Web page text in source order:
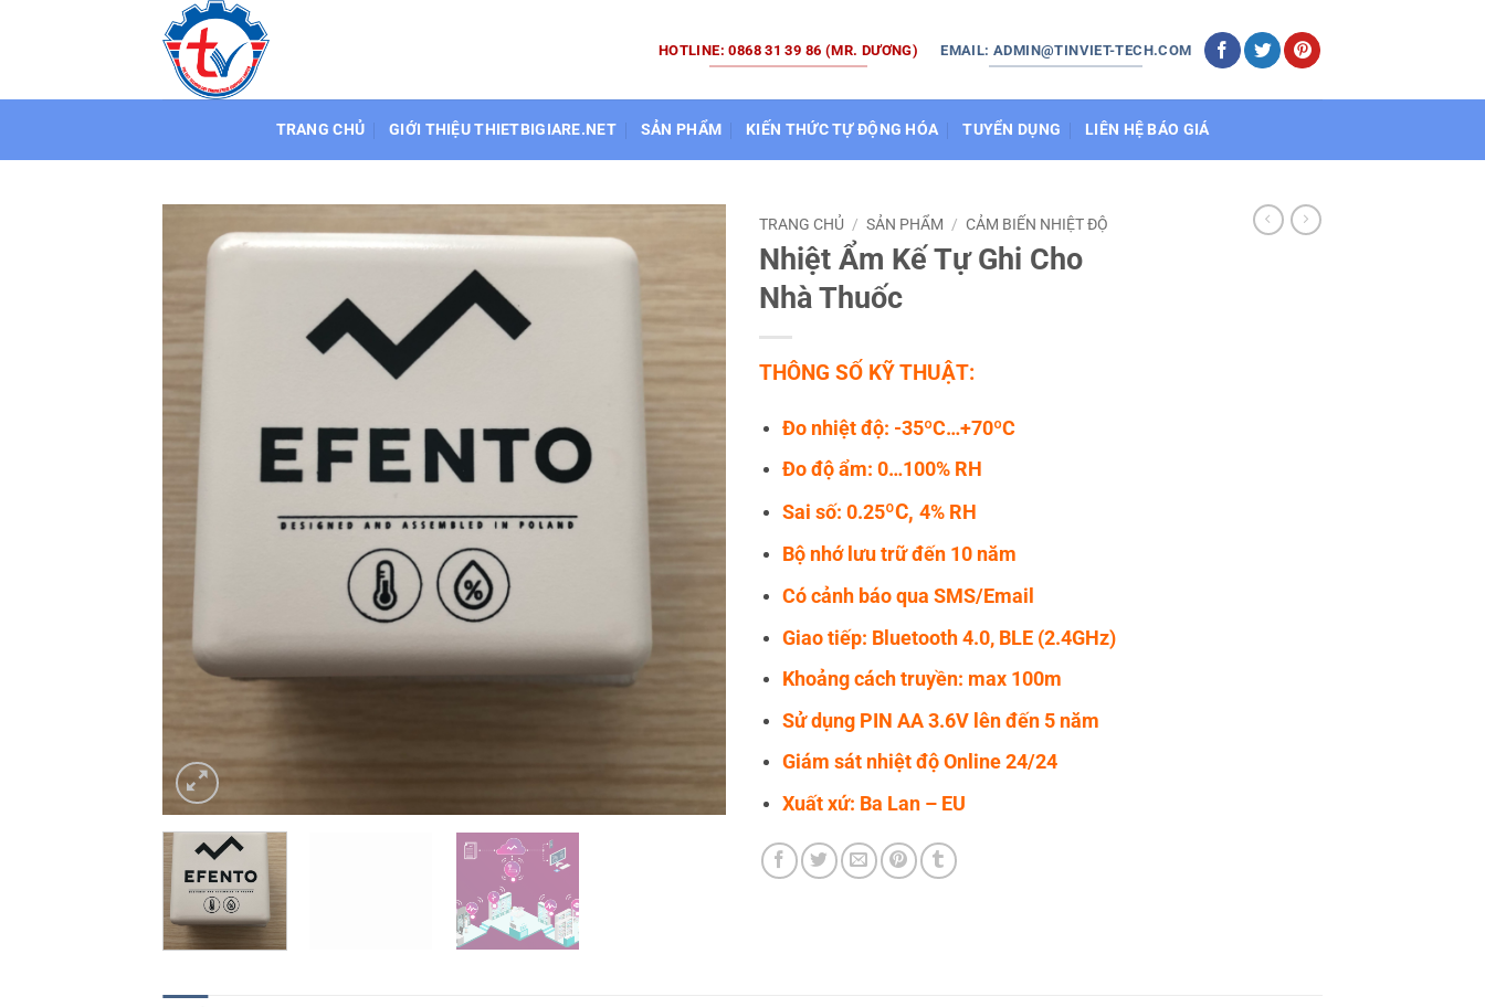
dung
HOTLINE: 0868 31 39 86 (MR. DƯƠNG) EMAIL: ADMIN@TINVIET-TECH.COM
TRANG CHỦ GIỚI THIỆU THIETBIGIARE.NET SẢN PHẨM KIẾN THỨC TỰ ĐỘNG HÓA TUYỂN DỤNG LIÊN HỆ BÁO GIÁ
TRANG CHỦ / SẢN PHẨM / CẢM BIẾN NHIỆT ĐỘ
Nhiệt Ẩm Kế Tự Ghi Cho
Nhà Thuốc
THÔNG SỐ KỸ THUẬT:
Đo nhiệt độ: -35ºC…+70ºC
Đo độ ẩm: 0…100% RH
Sai số: 0.25ºC, 4% RH
Bộ nhớ lưu trữ đến 10 năm
Có cảnh báo qua SMS/Email
Giao tiếp: Bluetooth 4.0, BLE (2.4GHz)
Khoảng cách truyền: max 100m
Sử dụng PIN AA 3.6V lên đến 5 năm
Giám sát nhiệt độ Online 24/24
Xuất xứ: Ba Lan – EU